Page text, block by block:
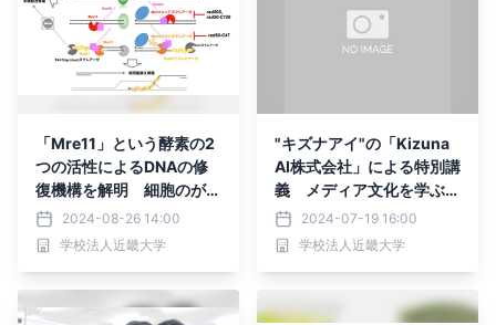
「Mre11」という酵素の2
つの活性によるDNAの修
復機構を解明 細胞のがん
化を防ぐ根幹の仕組みの理
解にも繋がる研究成果
2024-08-26 14:00
学校法人近畿大学
"キズナアイ"の「Kizuna
AI株式会社」による特別講
義 メディア文化を学ぶ学
生が、新たなコンテンツの
あり方を学ぶ
2024-07-19 16:00
学校法人近畿大学